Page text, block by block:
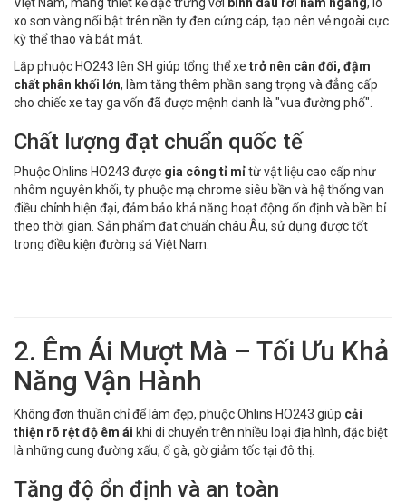
xo sơn vàng nổi bật trên nền ty đen cứng cáp, tạo nên vẻ ngoài cực
kỳ thể thao và bắt mắt.
Lắp phuộc HO243 lên SH giúp tổng thể xe trở nên cân đối, đậm
chất phân khối lớn, làm tăng thêm phần sang trọng và đẳng cấp
cho chiếc xe tay ga vốn đã được mệnh danh là "vua đường phố".
Chất lượng đạt chuẩn quốc tế
Phuộc Ohlins HO243 được gia công tỉ mỉtừ vật liệu cao cấp như
nhôm nguyên khối, ty phuộc mạ chrome siêu bền và hệ thống van
điều chỉnh hiện đại, đảm bảo khả năng hoạt động ổn định và bền bỉ
theo thời gian. Sản phẩm đạt chuẩn châu Âu, sử dụng được tốt
trong điều kiện đường sá Việt Nam.
2. Êm Ái Mượt Mà – Tối Ưu Khả
Năng Vận Hành
Không đơn thuần chỉ để làm đẹp, phuộc Ohlins HO243 giúp cải
thiện rõ rệt độ êm ái khi di chuyển trên nhiều loại địa hình, đặc biệt
là những cung đường xấu, ổ gà, gờ giảm tốc tại đô thị.
Tăng độ ổn định và an toàn